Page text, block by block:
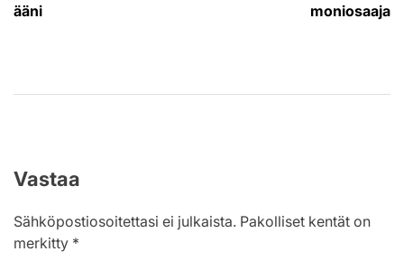
ääni
moniosaaja
Vastaa
Sähköpostiosoitettasi ei julkaista. Pakolliset kentät on
merkitty *